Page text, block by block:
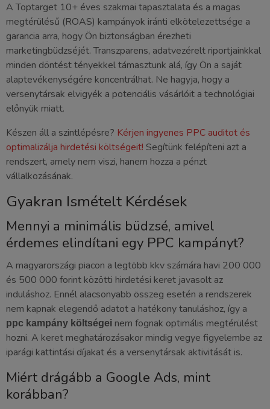
A Toptarget 10+ éves szakmai tapasztalata és a magas
megtérülésű (ROAS) kampányok iránti elkötelezettsége a
garancia arra, hogy Ön biztonságban érezheti
marketingbüdzséjét. Transzparens, adatvezérelt riportjainkkal
minden döntést tényekkel támasztunk alá, így Ön a saját
alaptevékenységére koncentrálhat. Ne hagyja, hogy a
versenytársak elvigyék a potenciális vásárlóit a technológiai
előnyük miatt.
Készen áll a szintlépésre? Kérjen ingyenes PPC auditot és
optimalizálja hirdetési költségeit! Segítünk felépíteni azt a
rendszert, amely nem viszi, hanem hozza a pénzt
vállalkozásának.
Gyakran Ismételt Kérdések
Mennyi a minimális büdzsé, amivel
érdemes elindítani egy PPC kampányt?
A magyarországi piacon a legtöbb kkv számára havi 200 000
és 500 000 forint közötti hirdetési keret javasolt az
induláshoz. Ennél alacsonyabb összeg esetén a rendszerek
nem kapnak elegendő adatot a hatékony tanuláshoz, így a
ppc kampány költségei nem fognak optimális megtérülést
hozni. A keret meghatározásakor mindig vegye figyelembe az
iparági kattintási díjakat és a versenytársak aktivitását is.
Miért drágább a Google Ads, mint
korábban?